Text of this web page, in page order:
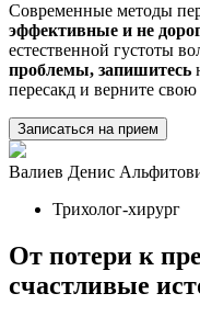
Современные методы
эффективные и не
естественной густоты
проблемы, запишитесь
пересакд и верните свою
Записаться на прием
Валиев Денис
Трихолог-хирург
От потери к
счастливые